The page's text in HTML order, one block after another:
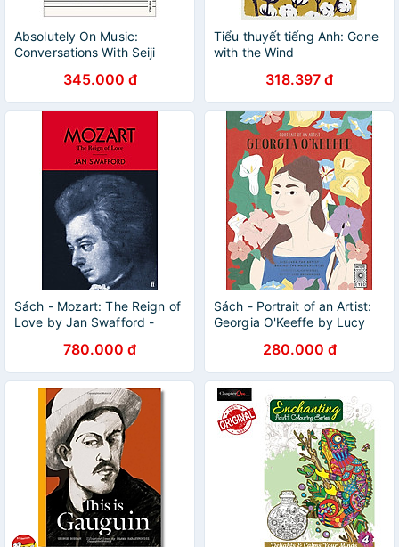
Absolutely On Music:
Conversations With Seiji
345.000 đ
Tiểu thuyết tiếng Anh: Gone
with the Wind
318.397 đ
Sách - Mozart: The Reign of
Love by Jan Swafford -
Biography in English
780.000 đ
Sách - Portrait of an Artist:
Georgia O'Keeffe by Lucy
/Biography in English
280.000 đ